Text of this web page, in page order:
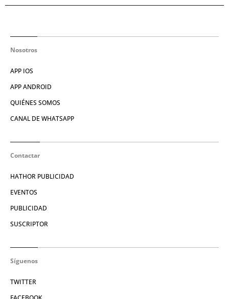
Nosotros
APP IOS
APP ANDROID
QUIÉNES SOMOS
CANAL DE WHATSAPP
Contactar
HATHOR PUBLICIDAD
EVENTOS
PUBLICIDAD
SUSCRIPTOR
Síguenos
TWITTER